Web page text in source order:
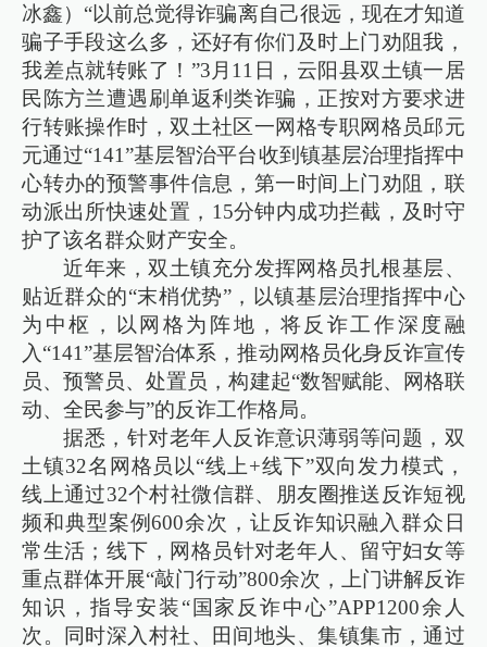
冰鑫）“以前总觉得诈骗离自己很远，现在才知道
骗子手段这么多，还好有你们及时上门劝阻我，
我差点就转账了！”3月11日，云阳县双土镇一居
民陈方兰遭遇刷单返利类诈骗，正按对方要求进
行转账操作时，双土社区一网格专职网格员邱元
元通过“141”基层智治平台收到镇基层治理指挥中
心转办的预警事件信息，第一时间上门劝阻，联
动派出所快速处置，15分钟内成功拦截，及时守
护了该名群众财产安全。
近年来，双土镇充分发挥网格员扎根基层、
贴近群众的“末梢优势”，以镇基层治理指挥中心
为中枢，以网格为阵地，将反诈工作深度融
入“141”基层智治体系，推动网格员化身反诈宣传
员、预警员、处置员，构建起“数智赋能、网格联
动、全民参与”的反诈工作格局。
据悉，针对老年人反诈意识薄弱等问题，双
土镇32名网格员以“线上+线下”双向发力模式，
线上通过32个村社微信群、朋友圈推送反诈短视
频和典型案例600余次，让反诈知识融入群众日
常生活；线下，网格员针对老年人、留守妇女等
重点群体开展“敲门行动”800余次，上门讲解反诈
知识，指导安装“国家反诈中心”APP1200余人
次。同时深入村社、田间地头、集镇集市，通过